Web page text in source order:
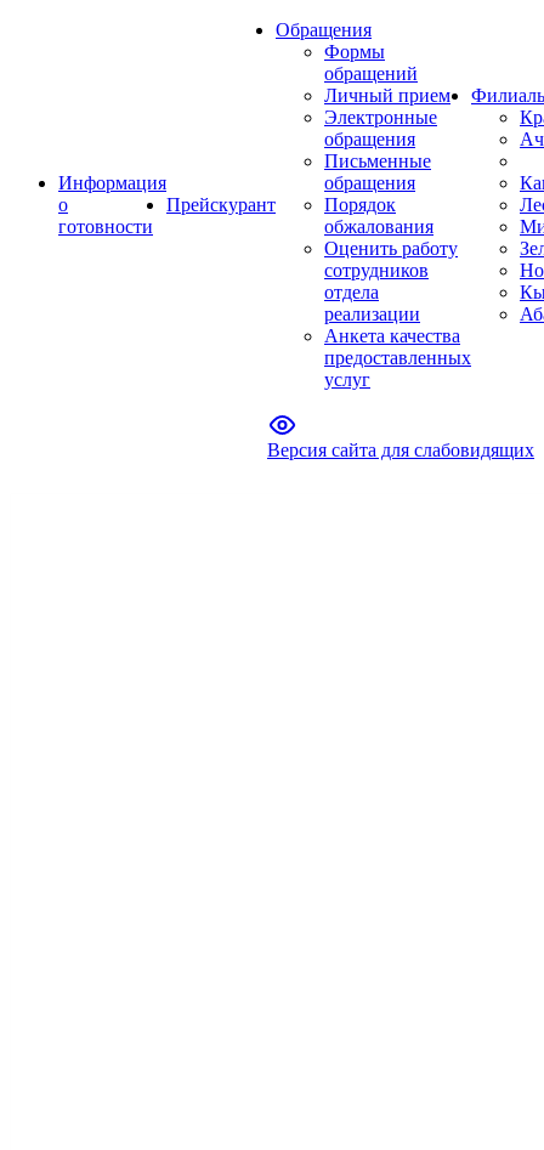
Информация
о
готовности
Прейскурант
Обращения
Формы
обращений
Личный прием
Электронные
обращения
Письменные
обращения
Порядок
обжалования
Оценить работу
сотрудников
отдела
реализации
Анкета качества
предоставленных
услуг
Версия сайта для слабовидящих